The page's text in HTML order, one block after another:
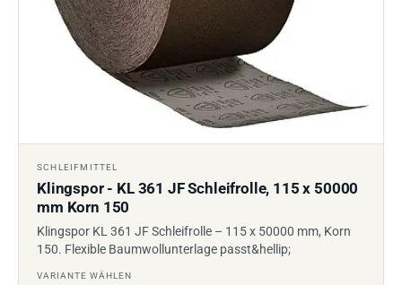
SCHLEIFMITTEL
Klingspor - KL 361 JF Schleifrolle, 115 x 50000
mm Korn 150
Klingspor KL 361 JF Schleifrolle – 115 x 50000 mm, Korn
150. Flexible Baumwollunterlage passt&hellip;
VARIANTE WÄHLEN